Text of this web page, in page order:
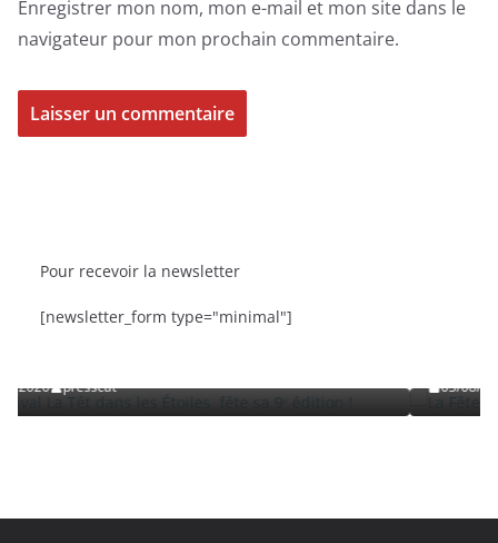
Enregistrer mon nom, mon e-mail et mon site dans le
navigateur pour mon prochain commentaire.
Pour recevoir la newsletter
[newsletter_form type="minimal"]
Étoiles fête sa 9ᵉ édition
La Fête de la Mer et des
03/08/2026 presscat